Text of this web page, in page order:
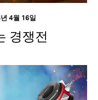
4월 16일
경쟁전